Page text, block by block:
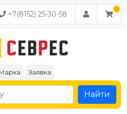
+7(8152) 25-30-58
Заявка
Найти